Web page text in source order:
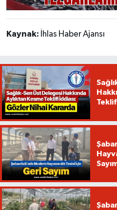
Kaynak: İhlas Haber Ajansı